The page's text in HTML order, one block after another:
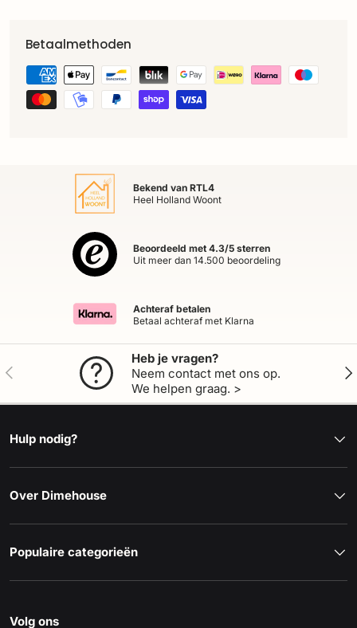
Betaalmethoden
Bekend van RTL4
Heel Holland Woont
Beoordeeld met 4.3/5 sterren
Uit meer dan 14.500 beoordeling
Achteraf betalen
Betaal achteraf met Klarna
Vorige
Heb je vragen?
Neem contact met ons op.
We helpen graag. >
Hulp nodig?
Over Dimehouse
Populaire categorieën
Volg ons